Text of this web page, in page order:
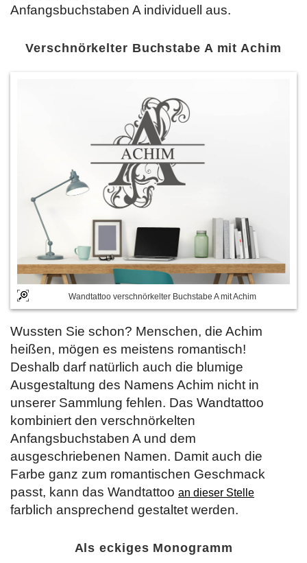
Anfangsbuchstaben A individuell aus.
Verschnörkelter Buchstabe A mit Achim
Wandtattoo verschnörkelter Buchstabe A mit Achim
Wussten Sie schon? Menschen, die Achim
heißen, mögen es meistens romantisch!
Deshalb darf natürlich auch die blumige
Ausgestaltung des Namens Achim nicht in
unserer Sammlung fehlen. Das Wandtattoo
kombiniert den verschnörkelten
Anfangsbuchstaben A und dem
ausgeschriebenen Namen. Damit auch die
Farbe ganz zum romantischen Geschmack
passt, kann das Wandtattoo an dieser Stelle
farblich ansprechend gestaltet werden.
Als eckiges Monogramm